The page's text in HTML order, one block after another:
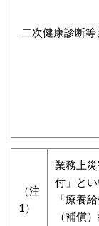
二次健康診断等
（注
1）
業務上
付」と
「療養
（補償